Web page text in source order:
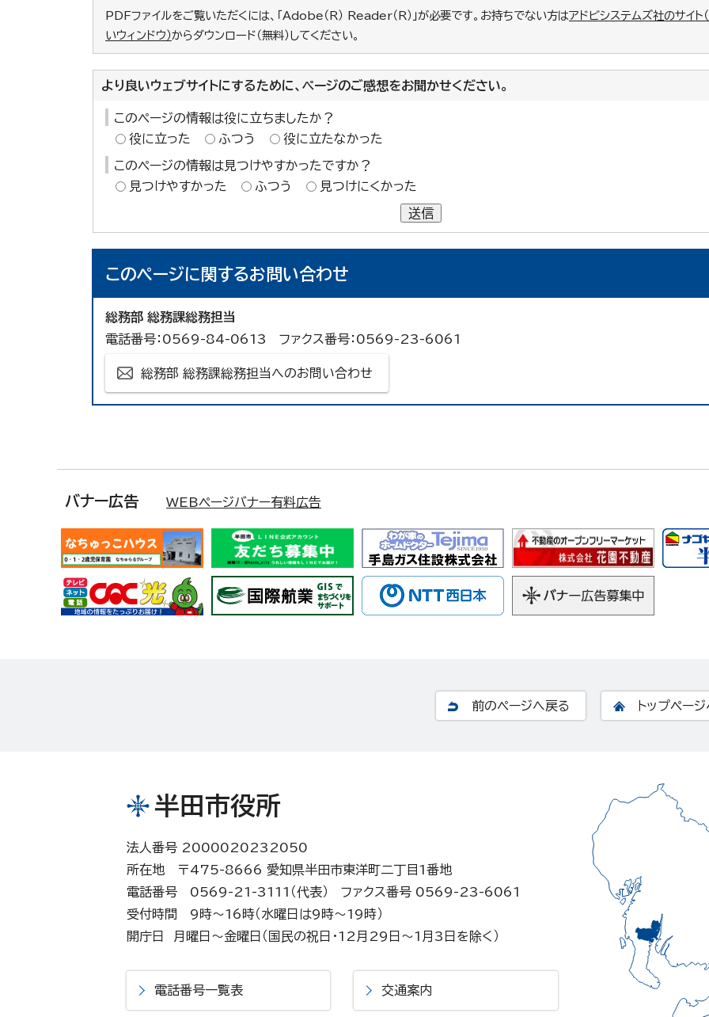
PDFファイルをご覧いただくには、「Adobe（R） Reader（R）」が必要です。お持ちでない方はアドビシステムズ社のサイト
いウィンドウ）からダウンロード（無料）してください。
より良いウェブサイトにするために、ページのご感想をお聞かせください。
このページの情報は役に立ちましたか？
役に立った
ふつう 役に立たなかった
このページの情報は見つけやすかったですか？
見つけやすかった
ふつう 見つけにくかった
送信
このページに関するお問い合わせ
総務部 総務課総務担当
電話番号：0569-84-0613 ファクス番号：0569-23-6061
総務部 総務課総務担当へのお問い合わせ
バナー広告 WEBページバナー有料広告
前のページへ戻る トップペー
半田市役所
法人番号 2000020232050
所在地 〒475-8666 愛知県半田市東洋町二丁目1番地
電話番号 0569-21-3111（代表） ファクス番号 0569-23-6061
受付時間 9時～16時（水曜日は9時～19時）
開庁日 月曜日～金曜日（国民の祝日・12月29日～1月3日を除く）
電話番号一覧表 交通案内